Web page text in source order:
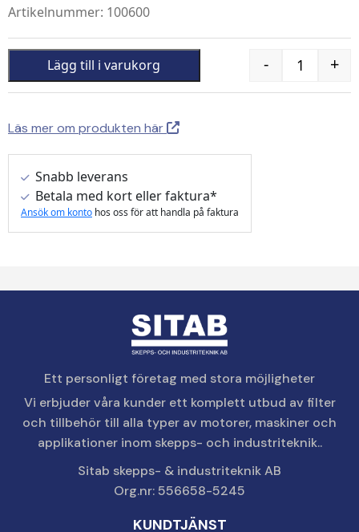
Artikelnummer: 100600
Quantity
- +
Lägg till i varukorg
Läs mer om produkten här
Snabb leverans
Betala med kort eller faktura*
Ansök om konto hos oss för att handla på faktura
Ett personligt företag med stora möjligheter
Vi erbjuder våra kunder ett komplett utbud av filter
och tillbehör till alla typer av motorer, maskiner och
applikationer inom skepps- och industriteknik..
Sitab skepps- & industriteknik AB
Org.nr: 556658-5245
KUNDTJÄNST